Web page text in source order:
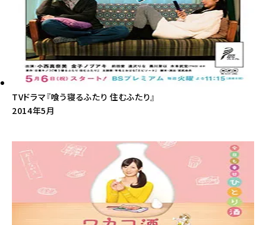
TVドラマ『喰う寝るふたり 住むふたり』
2014年5月